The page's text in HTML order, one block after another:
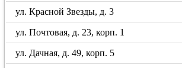
ул. Красной Звезды, д. 3
ул. Почтовая, д. 23, корп. 1
ул. Дачная, д. 49, корп. 5